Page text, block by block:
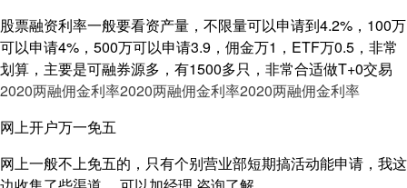
股票融资利率一般要看资产量，不限量可以申请到4.2%，100万
可以申请4%，500万可以申请3.9，佣金万1，ETF万0.5，非常
划算，主要是可融券源多，有1500多只，非常合适做T+0交易
2020两融佣金利率2020两融佣金利率2020两融佣金利率
网上开户万一免五
网上一般不上免五的，只有个别营业部短期搞活动能申请，我这